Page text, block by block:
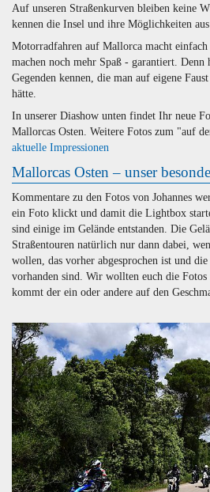
Auf unseren Straßenkurven bleiben keine
kennen die Insel und ihre Möglichkeiten
Motorradfahren auf Mallorca macht
machen noch mehr Spaß - garantiert. Denn
Gegenden kennen, die man auf eigene
hätte.
In unserer Diashow unten findet Ihr neue
Mallorcas Osten. Weitere Fotos zum "auf
aktuelle Impressionen
Mallorcas Osten – unser
Kommentare zu den Fotos von Johannes
ein Foto klickt und damit die Lightbox
sind einige im Gelände entstanden. Die
Straßentouren natürlich nur dann dabei,
wollen, das vorher abgesprochen ist und
vorhanden sind. Wir wollten euch die
kommt der ein oder andere auf den